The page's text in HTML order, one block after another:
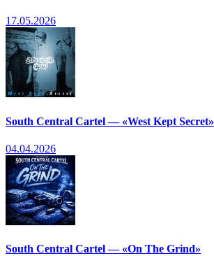
17.05.2026
South Central Cartel — «West Kept Secret»
04.04.2026
South Central Cartel — «On The Grind»